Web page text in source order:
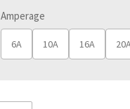
Amperage
6A 10A 16A 20A